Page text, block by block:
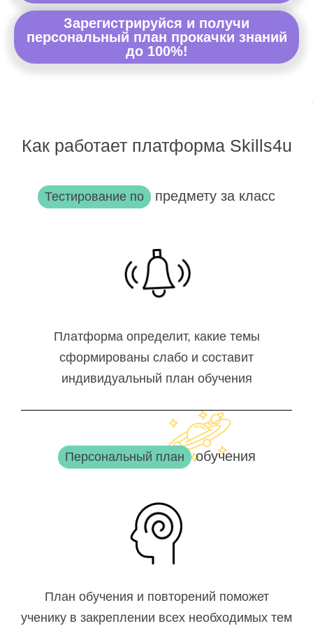
Зарегистрируйся и получи
персональный план прокачки знаний
до 100%!
Как работает платформа Skills4u
Тестирование по предмету за класс
Платформа определит, какие темы
сформированы слабо и составит
индивидуальный план обучения
Персональный план обучения
План обучения и повторений поможет
ученику в закреплении всех необходимых тем